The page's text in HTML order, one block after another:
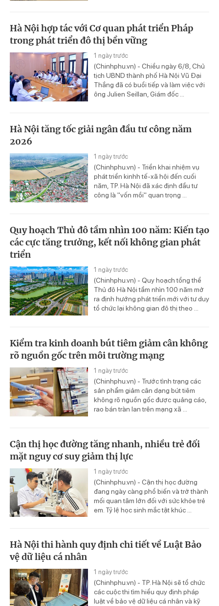
Hà Nội hợp tác với Cơ quan phát triển Pháp
trong phát triển đô thị bền vững
1 ngày trước
(Chinhphu.vn) - Chiều ngày 6/8, Chủ
tịch UBND thành phố Hà Nội Vũ Đại
Thắng đã có buổi tiếp và làm việc với
ông Julien Seillan, Giám đốc ...
Hà Nội tăng tốc giải ngân đầu tư công năm
2026
1 ngày trước
(Chinhphu.vn) - Triển khai nhiệm vụ
phát triển kinhh tế-xã hội đến cuối
năm, TP. Hà Nội đã xác định đầu tư
công là "vốn mồi" quan trọng ...
Quy hoạch Thủ đô tầm nhìn 100 năm: Kiến tạo
các cực tăng trưởng, kết nối không gian phát
triển
1 ngày trước
(Chinhphu.vn) - Quy hoạch tổng thể
Thủ đô Hà Nội tầm nhìn 100 năm mở
ra định hướng phát triển mới với tư duy
tổ chức lại không gian đô thị theo ...
Kiểm tra kinh doanh bút tiêm giảm cân không
rõ nguồn gốc trên môi trường mạng
1 ngày trước
(Chinhphu.vn) - Trước tình trạng các
sản phẩm giảm cân dạng bút tiêm
không rõ nguồn gốc được quảng cáo,
rao bán tràn lan trên mạng xã ...
Cận thị học đường tăng nhanh, nhiều trẻ đối
mặt nguy cơ suy giảm thị lực
1 ngày trước
(Chinhphu.vn) - Cận thị học đường
đang ngày càng phổ biến và trở thành
mối quan tâm lớn đối với sức khỏe trẻ
em. Tỷ lệ học sinh mắc tật khúc ...
Hà Nội thi hành quy định chi tiết về Luật Bảo
vệ dữ liệu cá nhân
1 ngày trước
(Chinhphu.vn) - TP. Hà Nội sẽ tổ chức
các cuộc thi tìm hiểu quy định pháp
luật về bảo vệ dữ liệu cá nhân và kỹ